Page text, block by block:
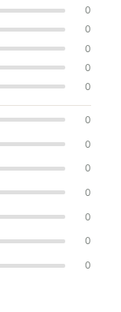
0
0
0
0
0
0
0
0
0
0
0
0